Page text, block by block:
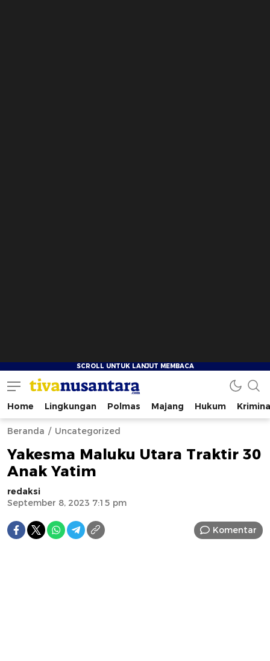
tivanusantara.com
Berita Nusantara
Home Lingkungan Polmas Majang Hukum
Beranda Uncategorized
Yakesma Maluku Utara Traktir 30
Anak Yatim
redaksi
September 8, 2023 7:15 pm
Komentar